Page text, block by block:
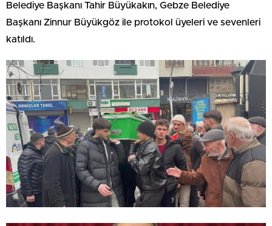
Belediye Başkanı Tahir Büyükakın, Gebze Belediye
Başkanı Zinnur Büyükgöz ile protokol üyeleri ve sevenleri
katıldı.